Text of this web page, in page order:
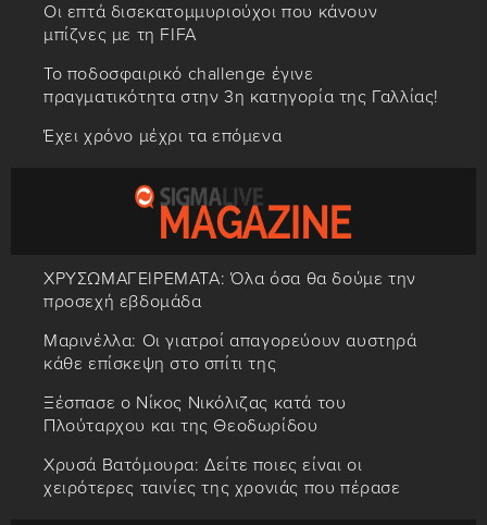
Οι επτά δισεκατομμυριούχοι που κάνουν
μπίζνες με τη FIFA
Το ποδοσφαιρικό challenge έγινε
πραγματικότητα στην 3η κατηγορία της Γαλλίας!
Έχει χρόνο μέχρι τα επόμενα
ΧΡΥΣΩΜΑΓΕΙΡΕΜΑΤΑ: Όλα όσα θα δούμε την
προσεχή εβδομάδα
Μαρινέλλα: Οι γιατροί απαγορεύουν αυστηρά
κάθε επίσκεψη στο σπίτι της
Ξέσπασε ο Νίκος Νικόλιζας κατά του
Πλούταρχου και της Θεοδωρίδου
Χρυσά Βατόμουρα: Δείτε ποιες είναι οι
χειρότερες ταινίες της χρονιάς που πέρασε